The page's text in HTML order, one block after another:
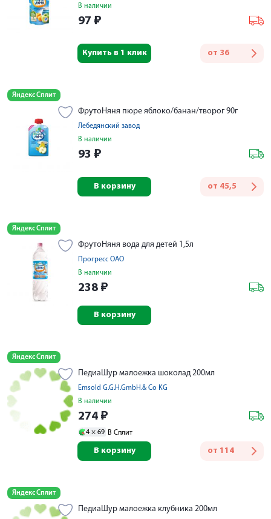
В наличии
97 ₽
от 36
Купить в 1 клик
Яндекс Сплит
ФрутоНяня пюре яблоко/банан/творог 90г
Лебедянский завод
В наличии
93 ₽
от 45,5
В корзину
Яндекс Сплит
ФрутоНяня вода для детей 1,5л
Прогресс ОАО
В наличии
238 ₽
В корзину
Яндекс Сплит
ПедиаШур малоежка шоколад 200мл
Emsold G.G.H.GmbH.& Co KG
В наличии
274 ₽
4 × 69 В Сплит
от 114
В корзину
Яндекс Сплит
ПедиаШур малоежка клубника 200мл